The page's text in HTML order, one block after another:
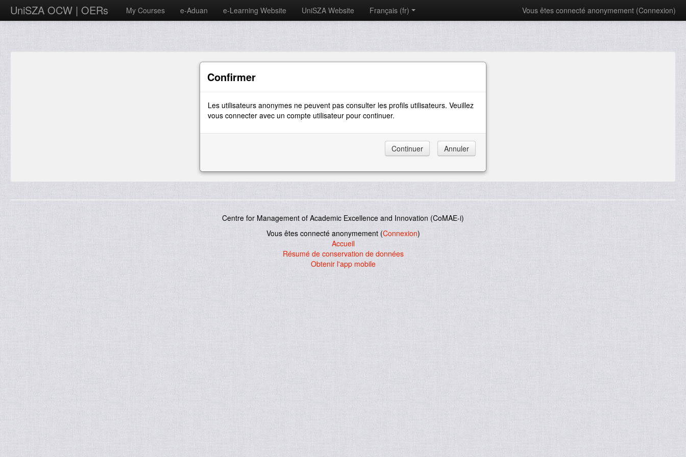
UniSZA OCW | OERs Vous êtes connecté anonymement (Connexion)
My Courses e-Aduan e-Learning Website UniSZA Website Français ‎(fr)‎
Confirmer
Les utilisateurs anonymes ne peuvent pas consulter les profils utilisateurs. Veuillez
vous connecter avec un compte utilisateur pour continuer.
Centre for Management of Academic Excellence and Innovation (CoMAE-i)
Vous êtes connecté anonymement (Connexion)
Accueil
Résumé de conservation de données
Obtenir l'app mobile